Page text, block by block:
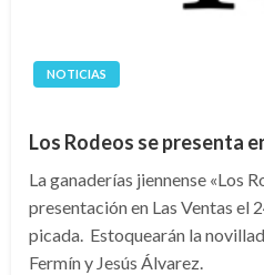
NOTICIAS
Los Rodeos se presenta
La ganaderías jiennense «Los
presentación en Las Ventas el
picada. Estoquearán la
Fermín y Jesús Álvarez.